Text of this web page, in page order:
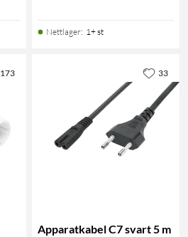
Nettlager: 1+ st
173
Apparatkabel C7 svart 5 m
33